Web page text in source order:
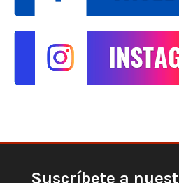
Suscríbete a